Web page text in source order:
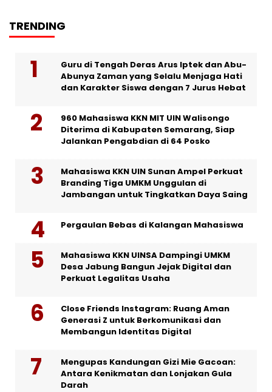
TRENDING
Guru di Tengah Deras Arus Iptek dan Abu-
Abunya Zaman yang Selalu Menjaga Hati
dan Karakter Siswa dengan 7 Jurus Hebat
960 Mahasiswa KKN MIT UIN Walisongo
Diterima di Kabupaten Semarang, Siap
Jalankan Pengabdian di 64 Posko
Mahasiswa KKN UIN Sunan Ampel Perkuat
Branding Tiga UMKM Unggulan di
Jambangan untuk Tingkatkan Daya Saing
Pergaulan Bebas di Kalangan Mahasiswa
Mahasiswa KKN UINSA Dampingi UMKM
Desa Jabung Bangun Jejak Digital dan
Perkuat Legalitas Usaha
Close Friends Instagram: Ruang Aman
Generasi Z untuk Berkomunikasi dan
Membangun Identitas Digital
Mengupas Kandungan Gizi Mie Gacoan:
Antara Kenikmatan dan Lonjakan Gula
Darah